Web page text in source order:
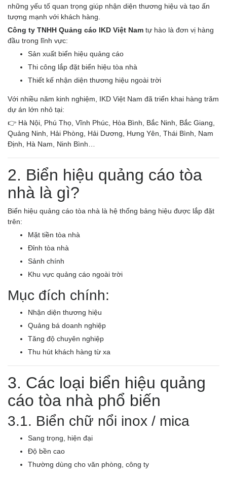
những yếu tố quan trọng giúp nhận diện thương hiệu và tạo ấn
tượng mạnh với khách hàng.
Công ty TNHH Quảng cáo IKD Việt Nam tự hào là đơn vị hàng
đầu trong lĩnh vực:
Sản xuất biển hiệu quảng cáo
Thi công lắp đặt biển hiệu tòa nhà
Thiết kế nhận diện thương hiệu ngoài trời
Với nhiều năm kinh nghiệm, IKD Việt Nam đã triển khai hàng trăm
dự án lớn nhỏ tại:
👉 Hà Nội, Phú Thọ, Vĩnh Phúc, Hòa Bình, Bắc Ninh, Bắc Giang,
Quảng Ninh, Hải Phòng, Hải Dương, Hưng Yên, Thái Bình, Nam
Định, Hà Nam, Ninh Bình…
2. Biển hiệu quảng cáo tòa
nhà là gì?
Biển hiệu quảng cáo tòa nhà là hệ thống bảng hiệu được lắp đặt
trên:
Mặt tiền tòa nhà
Đỉnh tòa nhà
Sảnh chính
Khu vực quảng cáo ngoài trời
Mục đích chính:
Nhận diện thương hiệu
Quảng bá doanh nghiệp
Tăng độ chuyên nghiệp
Thu hút khách hàng từ xa
3. Các loại biển hiệu quảng
cáo tòa nhà phổ biến
3.1. Biển chữ nổi inox / mica
Sang trọng, hiện đại
Độ bền cao
Thường dùng cho văn phòng, công ty